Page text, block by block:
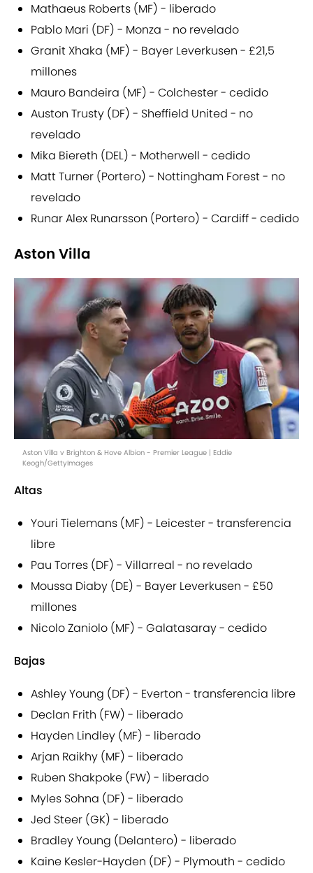
Mathaeus Roberts (MF) - liberado
Pablo Mari (DF) - Monza - no revelado
Granit Xhaka (MF) - Bayer Leverkusen - £21,5
millones
Mauro Bandeira (MF) - Colchester - cedido
Auston Trusty (DF) - Sheffield United - no
revelado
Mika Biereth (DEL) - Motherwell - cedido
Matt Turner (Portero) - Nottingham Forest - no
revelado
Runar Alex Runarsson (Portero) - Cardiff - cedido
Aston Villa
Aston Villa v Brighton & Hove Albion - Premier League | Eddie
Keogh/GettyImages
Altas
Youri Tielemans (MF) - Leicester - transferencia
libre
Pau Torres (DF) - Villarreal - no revelado
Moussa Diaby (DE) - Bayer Leverkusen - £50
millones
Nicolo Zaniolo (MF) - Galatasaray - cedido
Bajas
Ashley Young (DF) - Everton - transferencia libre
Declan Frith (FW) - liberado
Hayden Lindley (MF) - liberado
Arjan Raikhy (MF) - liberado
Ruben Shakpoke (FW) - liberado
Myles Sohna (DF) - liberado
Jed Steer (GK) - liberado
Bradley Young (Delantero) - liberado
Kaine Kesler-Hayden (DF) - Plymouth - cedido